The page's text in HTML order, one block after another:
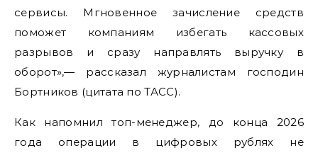
сервисы. Мгновенное зачисление средств
поможет компаниям избегать кассовых
разрывов и сразу направлять выручку в
оборот»,— рассказал журналистам господин
Бортников (цитата по ТАСС).
Как напомнил топ-менеджер, до конца 2026
года операции в цифровых рублях не